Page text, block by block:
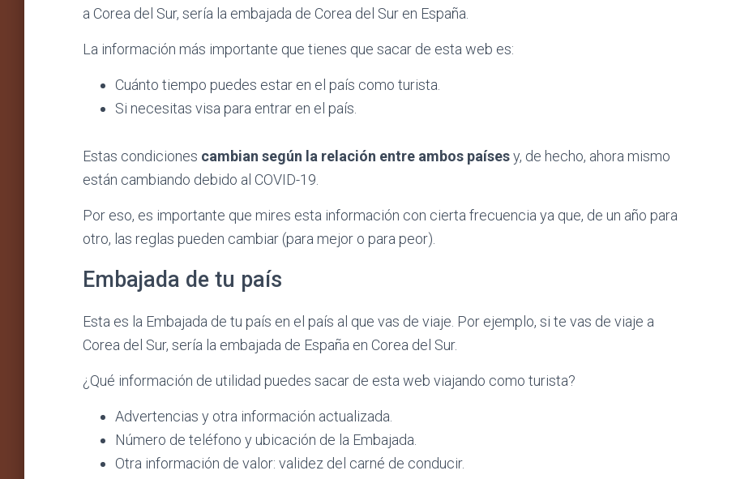
a Corea del Sur, sería la embajada de Corea del Sur en España.
La información más importante que tienes que sacar de esta web es:
Cuánto tiempo puedes estar en el país como turista.
Si necesitas visa para entrar en el país.
Estas condiciones cambian según la relación entre ambos paísesy, de hecho, ahora mismo
están cambiando debido al COVID-19.
Por eso, es importante que mires esta información con cierta frecuencia ya que, de un año para
otro, las reglas pueden cambiar (para mejor o para peor).
Embajada de tu país
Esta es la Embajada de tu país en el país al que vas de viaje. Por ejemplo, si te vas de viaje a
Corea del Sur, sería la embajada de España en Corea del Sur.
¿Qué información de utilidad puedes sacar de esta web viajando como turista?
Advertencias y otra información actualizada.
Número de teléfono y ubicación de la Embajada.
Otra información de valor: validez del carné de conducir.